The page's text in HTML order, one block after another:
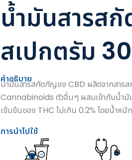
น้ำมันสารส
สเปกตรัม
คำอธิบาย
น้ำมันสารสกัดกัญชง CBD ผลิตจากสา
Cannabinoids ตัวอื่นๆ ผสมเข้ากับน้ำมั
เข้มข้นของ THC ไม่เกิน 0.2% โดยน้ำหนัก
การนำไปใช้